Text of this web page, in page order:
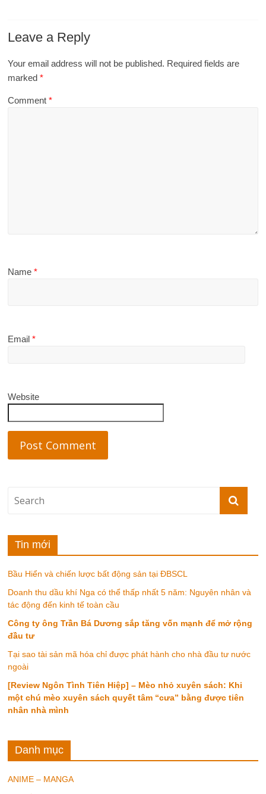
Leave a Reply
Your email address will not be published. Required fields are
marked*
Comment*
Name*
Email*
Website
Tin mới
Bầu Hiển và chiến lược bất động sản tại ĐBSCL
Doanh thu dầu khí Nga có thể thấp nhất 5 năm: Nguyên nhân và
tác động đến kinh tế toàn cầu
Công ty ông Trần Bá Dương sắp tăng vốn mạnh để mở rộng
đầu tư
Tại sao tài sản mã hóa chỉ được phát hành cho nhà đầu tư nước
ngoài
[Review Ngôn Tình Tiên Hiệp] – Mèo nhỏ xuyên sách: Khi
một chú mèo xuyên sách quyết tâm “cưa” bằng được tiên
nhân nhà mình
Danh mục
ANIME – MANGA